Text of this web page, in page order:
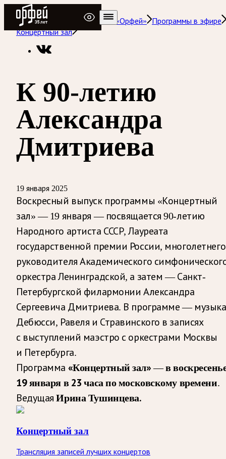
Радио Орфей
Радио классической музыки «Орфей»
Программы в эфире
Концертный зал
К 90-летию
Александра
Дмитриева
19 января 2025
Воскресный выпуск программы «Концертный
зал» — 19 января — посвящается 90-летию
Народного артиста СССР, Лауреата
государственной премии России, многолетнего
руководителя Академического
оркестра Ленинградской, а затем — Санкт-
Петербургской филармонии Александра
Сергеевича Дмитриева. В программе — музыка
Дебюсси, Равеля и Стравинского в записях
с выступлений маэстро с оркестрами Москвы
и Петербурга.
Программа «Концертный зал»—в
19 января в 23 часа по московскому времени.
ВедущаяИрина Тушинцева.
Концертный зал
Трансляция записей лучших концертов